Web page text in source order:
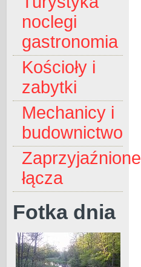
noclegi
gastronomia
Kościoły i
zabytki
Mechanicy i
budownictwo
Zaprzyjaźnione
łącza
Fotka dnia